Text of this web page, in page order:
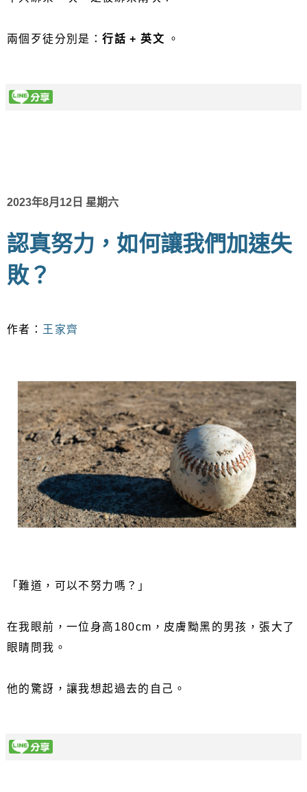
兩個歹徒分別是：行話 + 英文 。
2023年8月12日 星期六
認真努力，如何讓我們加速失
敗？
作者： 王家齊
「難道，可以不努力嗎？」
在我眼前，一位身高180cm，皮膚黝黑的男孩，張大了
眼睛問我。
他的驚訝，讓我想起過去的自己。